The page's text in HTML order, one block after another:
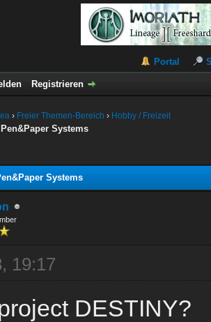
Portal
Registrieren
› Freier Themen-Bereich › Hobby / Freizeit
Systems
Systems
19:17
DESTINY?